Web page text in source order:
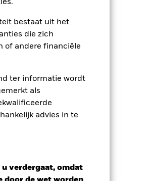
bestaat uit het
die zich
of andere financiële
ter informatie wordt
als
advies in te
verdergaat, omdat